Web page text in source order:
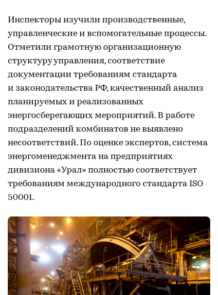
Инспекторы изучили производственные,
управленческие и вспомогательные процессы.
Отметили грамотную организационную
структуру управления, соответствие
документации требованиям стандарта
и законодательства РФ, качественный анализ
планируемых и реализованных
энергосберегающих мероприятий. В работе
подразделений комбинатов не выявлено
несоответствий. По оценке экспертов, система
энергоменеджмента на предприятиях
дивизиона «Урал» полностью соответствует
требованиям международного стандарта ISO
50001.